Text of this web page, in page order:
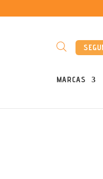
MARCAS
/ Tarjeta regalo 100€